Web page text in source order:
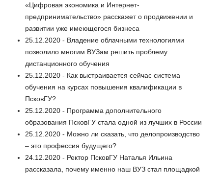
«Цифровая экономика и Интернет-
предпринимательство» расскажет о продвижении и
развитии уже имеющегося бизнеса
25.12.2020 - Владение облачными технологиями
позволило многим ВУЗам решить проблему
дистанционного обучения
25.12.2020 - Как выстраивается сейчас система
обучения на курсах повышения квалификации в
ПсковГУ?
25.12.2020 - Программа дополнительного
образования ПсковГУ стала одной из лучших в России
25.12.2020 - Можно ли сказать, что делопроизводство
– это профессия будущего?
24.12.2020 - Ректор ПсковГУ Наталья Ильина
рассказала, почему именно наш ВУЗ стал площадкой